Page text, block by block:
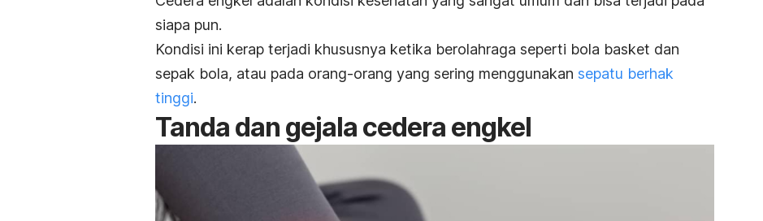
siapa pun.
Kondisi ini kerap terjadi khususnya ketika berolahraga seperti bola basket dan
sepak bola, atau pada orang-orang yang sering menggunakan sepatu berhak
tinggi.
Tanda dan gejala cedera engkel